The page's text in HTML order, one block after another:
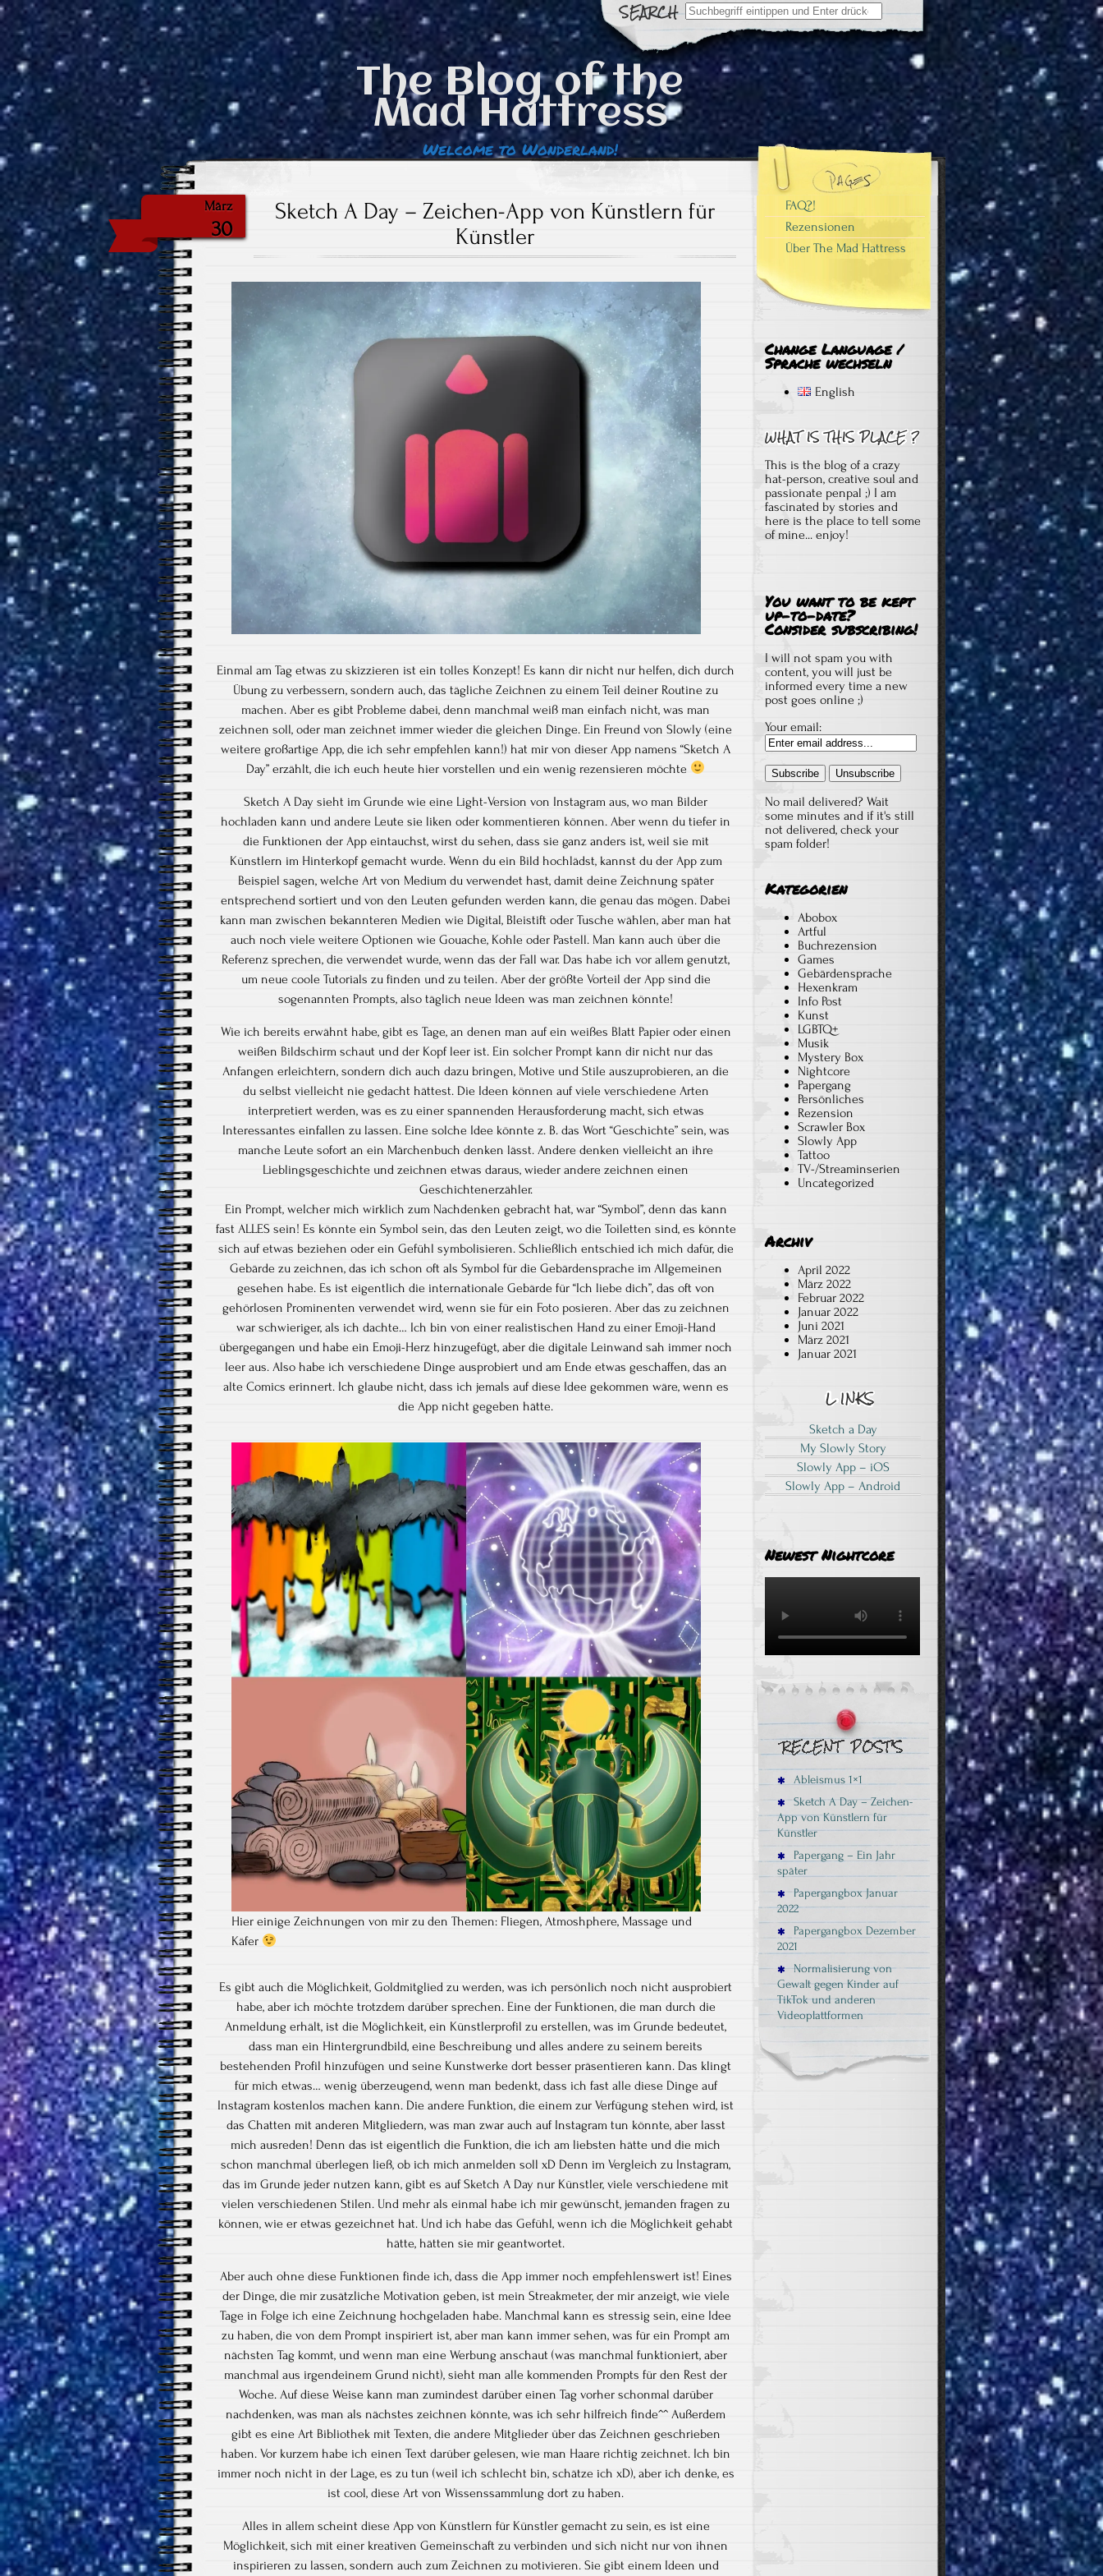
Search
for:
The Blog of the
Mad Hattress
Welcome to Wonderland!
März
30
Sketch A Day – Zeichen-App von Künstlern für
Künstler
Einmal am Tag etwas zu skizzieren ist ein tolles Konzept! Es kann dir nicht nur helfen, dich durch
Übung zu verbessern, sondern auch, das tägliche Zeichnen zu einem Teil deiner Routine zu
machen. Aber es gibt Probleme dabei, denn manchmal weiß man einfach nicht, was man
zeichnen soll, oder man zeichnet immer wieder die gleichen Dinge. Ein Freund von Slowly (eine
weitere großartige App, die ich sehr empfehlen kann!) hat mir von dieser App namens “Sketch A
Day” erzählt, die ich euch heute hier vorstellen und ein wenig rezensieren möchte
Sketch A Day sieht im Grunde wie eine Light-Version von Instagram aus, wo man Bilder
hochladen kann und andere Leute sie liken oder kommentieren können. Aber wenn du tiefer in
die Funktionen der App eintauchst, wirst du sehen, dass sie ganz anders ist, weil sie mit
Künstlern im Hinterkopf gemacht wurde. Wenn du ein Bild hochlädst, kannst du der App zum
Beispiel sagen, welche Art von Medium du verwendet hast, damit deine Zeichnung später
entsprechend sortiert und von den Leuten gefunden werden kann, die genau das mögen. Dabei
kann man zwischen bekannteren Medien wie Digital, Bleistift oder Tusche wählen, aber man hat
auch noch viele weitere Optionen wie Gouache, Kohle oder Pastell. Man kann auch über die
Referenz sprechen, die verwendet wurde, wenn das der Fall war. Das habe ich vor allem genutzt,
um neue coole Tutorials zu finden und zu teilen. Aber der größte Vorteil der App sind die
sogenannten Prompts, also täglich neue Ideen was man zeichnen könnte!
Wie ich bereits erwähnt habe, gibt es Tage, an denen man auf ein weißes Blatt Papier oder einen
weißen Bildschirm schaut und der Kopf leer ist. Ein solcher Prompt kann dir nicht nur das
Anfangen erleichtern, sondern dich auch dazu bringen, Motive und Stile auszuprobieren, an die
du selbst vielleicht nie gedacht hättest. Die Ideen können auf viele verschiedene Arten
interpretiert werden, was es zu einer spannenden Herausforderung macht, sich etwas
Interessantes einfallen zu lassen. Eine solche Idee könnte z. B. das Wort “Geschichte” sein, was
manche Leute sofort an ein Märchenbuch denken lässt. Andere denken vielleicht an ihre
Lieblingsgeschichte und zeichnen etwas daraus, wieder andere zeichnen einen
Geschichtenerzähler.
Ein Prompt, welcher mich wirklich zum Nachdenken gebracht hat, war “Symbol”, denn das kann
fast ALLES sein! Es könnte ein Symbol sein, das den Leuten zeigt, wo die Toiletten sind, es könnte
sich auf etwas beziehen oder ein Gefühl symbolisieren. Schließlich entschied ich mich dafür, die
Gebärde zu zeichnen, das ich schon oft als Symbol für die Gebärdensprache im Allgemeinen
gesehen habe. Es ist eigentlich die internationale Gebärde für “Ich liebe dich”, das oft von
gehörlosen Prominenten verwendet wird, wenn sie für ein Foto posieren. Aber das zu zeichnen
war schwieriger, als ich dachte… Ich bin von einer realistischen Hand zu einer Emoji-Hand
übergegangen und habe ein Emoji-Herz hinzugefügt, aber die digitale Leinwand sah immer noch
leer aus. Also habe ich verschiedene Dinge ausprobiert und am Ende etwas geschaffen, das an
alte Comics erinnert. Ich glaube nicht, dass ich jemals auf diese Idee gekommen wäre, wenn es
die App nicht gegeben hätte.
Hier einige Zeichnungen von mir zu den Themen: Fliegen, Atmoshphere, Massage und
Käfer
Es gibt auch die Möglichkeit, Goldmitglied zu werden, was ich persönlich noch nicht ausprobiert
habe, aber ich möchte trotzdem darüber sprechen. Eine der Funktionen, die man durch die
Anmeldung erhält, ist die Möglichkeit, ein Künstlerprofil zu erstellen, was im Grunde bedeutet,
dass man ein Hintergrundbild, eine Beschreibung und alles andere zu seinem bereits
bestehenden Profil hinzufügen und seine Kunstwerke dort besser präsentieren kann. Das klingt
für mich etwas… wenig überzeugend, wenn man bedenkt, dass ich fast alle diese Dinge auf
Instagram kostenlos machen kann. Die andere Funktion, die einem zur Verfügung stehen wird, ist
das Chatten mit anderen Mitgliedern, was man zwar auch auf Instagram tun könnte, aber lasst
mich ausreden! Denn das ist eigentlich die Funktion, die ich am liebsten hätte und die mich
schon manchmal überlegen ließ, ob ich mich anmelden soll xD Denn im Vergleich zu Instagram,
das im Grunde jeder nutzen kann, gibt es auf Sketch A Day nur Künstler, viele verschiedene mit
vielen verschiedenen Stilen. Und mehr als einmal habe ich mir gewünscht, jemanden fragen zu
können, wie er etwas gezeichnet hat. Und ich habe das Gefühl, wenn ich die Möglichkeit gehabt
hätte, hätten sie mir geantwortet.
Aber auch ohne diese Funktionen finde ich, dass die App immer noch empfehlenswert ist! Eines
der Dinge, die mir zusätzliche Motivation geben, ist mein Streakmeter, der mir anzeigt, wie viele
Tage in Folge ich eine Zeichnung hochgeladen habe. Manchmal kann es stressig sein, eine Idee
zu haben, die von dem Prompt inspiriert ist, aber man kann immer sehen, was für ein Prompt am
nächsten Tag kommt, und wenn man eine Werbung anschaut (was manchmal funktioniert, aber
manchmal aus irgendeinem Grund nicht), sieht man alle kommenden Prompts für den Rest der
Woche. Auf diese Weise kann man zumindest darüber einen Tag vorher schonmal darüber
nachdenken, was man als nächstes zeichnen könnte, was ich sehr hilfreich finde^^ Außerdem
gibt es eine Art Bibliothek mit Texten, die andere Mitglieder über das Zeichnen geschrieben
haben. Vor kurzem habe ich einen Text darüber gelesen, wie man Haare richtig zeichnet. Ich bin
immer noch nicht in der Lage, es zu tun (weil ich schlecht bin, schätze ich xD), aber ich denke, es
ist cool, diese Art von Wissenssammlung dort zu haben.
Alles in allem scheint diese App von Künstlern für Künstler gemacht zu sein, es ist eine
Möglichkeit, sich mit einer kreativen Gemeinschaft zu verbinden und sich nicht nur von ihnen
inspirieren zu lassen, sondern auch zum Zeichnen zu motivieren. Sie gibt einem Ideen und
FAQ?!
Rezensionen
Über The Mad Hattress
Change Language /
Sprache wechseln
English
This is the blog of a crazy
hat-person, creative soul and
passionate penpal ;) I am
fascinated by stories and
here is the place to tell some
of mine... enjoy!
You want to be kept
up-to-date?
Consider subscribing!
I will not spam you with
content, you will just be
informed every time a new
post goes online ;)
Your email:
No mail delivered? Wait
some minutes and if it's still
not delivered, check your
spam folder!
Kategorien
Abobox
Artful
Buchrezension
Games
Gebärdensprache
Hexenkram
Info Post
Kunst
LGBTQ+
Musik
Mystery Box
Nightcore
Papergang
Persönliches
Rezension
Scrawler Box
Slowly App
Tattoo
TV-/Streaminserien
Uncategorized
Archiv
April 2022
März 2022
Februar 2022
Januar 2022
Juni 2021
März 2021
Januar 2021
Sketch a Day
My Slowly Story
Slowly App – iOS
Slowly App – Android
Newest Nightcore
Ableismus 1×1
Sketch A Day – Zeichen-
App von Künstlern für
Künstler
Papergang – Ein Jahr
später
Papergangbox Januar
2022
Papergangbox Dezember
2021
Normalisierung von
Gewalt gegen Kinder auf
TikTok und anderen
Videoplattformen